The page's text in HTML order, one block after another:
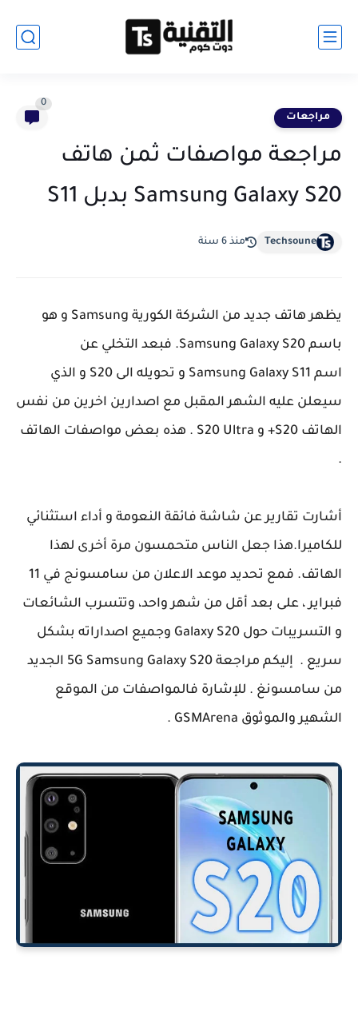
مراجعات
0
مراجعة مواصفات ثمن هاتف
Samsung Galaxy S20 بدبل S11
Techsoune منذ 6 سنة
يظهر هاتف جديد من الشركة الكورية Samsung و هو
باسم Samsung Galaxy S20. فبعد التخلي عن
اسم Samsung Galaxy S11 و تحويله الى S20 و الذي
سيعلن عليه الشهر المقبل مع اصدارين اخرين من نفس
الهاتف S20+ و S20 Ultra . هذه بعض مواصفات الهاتف
.
أشارت تقارير عن شاشة فائقة النعومة و أداء استثنائي
للكاميرا.هذا جعل الناس متحمسون مرة أخرى لهذا
الهاتف. فمع تحديد موعد الاعلان من سامسونج في 11
فبراير ، على بعد أقل من شهر واحد، وتتسرب الشائعات
و التسريبات حول Galaxy S20 وجميع اصداراته بشكل
سريع . إليكم مراجعة 5G Samsung Galaxy S20 الجديد
من سامسونغ . للإشارة فالمواصفات من الموقع
الشهير والموثوق GSMArena .